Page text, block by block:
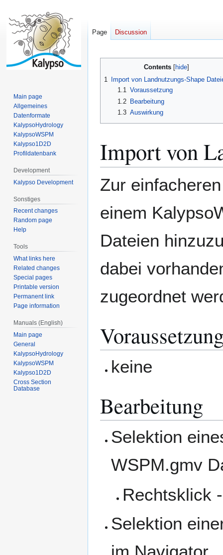
navigation
search
Contents
1
Import von Landnutzungs-Shape
1.1 Voraussetzung
1.2
Bearbeitung
1.3 Auswirkung
Import von
Zur
einem
Dateien
dabei
zugeordnet
keine
Bearbeitung
Selektion
WSPM.gmv
Rechtsklick
Selektion
Page Discussion
Main page
Allgemeines
Datenformate
KalypsoHydrology
KalypsoWSPM
Kalypso1D2D
Profildatenbank
Development
Kalypso Development
Sonstiges
Recent changes
Random page
Help
Tools
What links here
Related changes
Special pages
Printable version
Permanent link
Page information
Manuals (English)
Main page
General
KalypsoHydrology
KalypsoWSPM
Kalypso1D2D
Cross Section
Database